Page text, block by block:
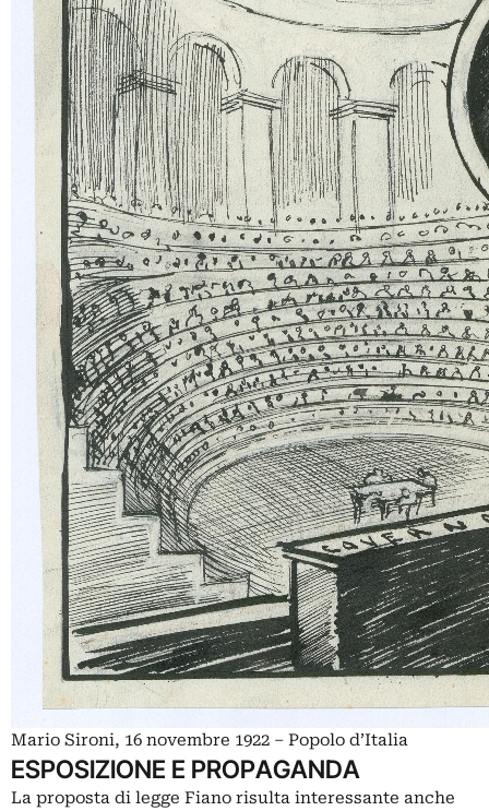
Mario Sironi, 16 novembre 1922 – Popolo d’Italia
ESPOSIZIONE E PROPAGANDA
La proposta di legge Fiano risulta interessante anche